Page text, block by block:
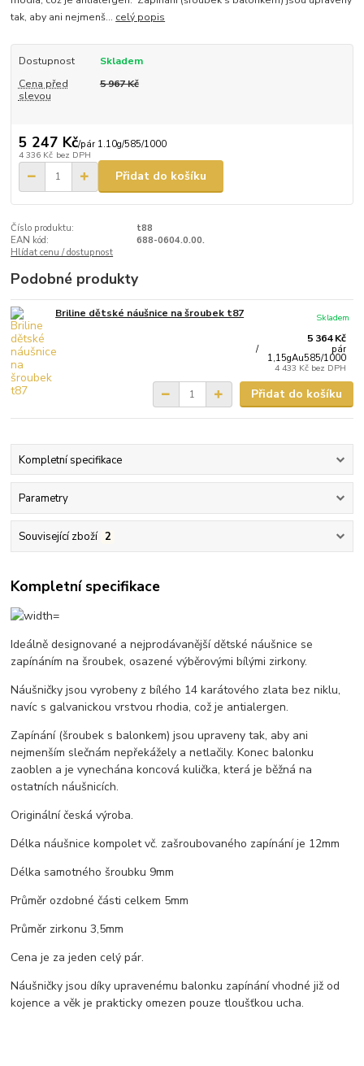
tak, aby ani nejmenš... celý popis
Dostupnost
Skladem
Cena před
slevou
5 967 Kč
5 247 Kč/pár 1.10g/585/1000
4 336 Kč bez DPH
Přidat do košíku
Číslo produktu:
t88
EAN kód:
688-0604.0.00.
Hlídat cenu / dostupnost
Podobné produkty
Briline dětské náušnice na šroubek t87
5 364 Kč
/ pár
1,15gAu585/1000
4 433 Kč bez DPH
Skladem
Přidat do košíku
Kompletní specifikace
Parametry
Související zboží 2
Kompletní specifikace
Ideálně designované a nejprodávanější dětské náušnice se
zapínáním na šroubek, osazené výběrovými bílými zirkony.
Náušničky jsou vyrobeny z bílého 14 karátového zlata bez niklu,
navíc s galvanickou vrstvou rhodia, což je antialergen.
Zapínání (šroubek s balonkem) jsou upraveny tak, aby ani
nejmenším slečnám nepřekážely a netlačily. Konec balonku
zaoblen a je vynechána koncová kulička, která je běžná na
ostatních náušnicích.
Originální česká výroba.
Délka náušnice kompolet vč. zašroubovaného zapínání je 12mm
Délka samotného šroubku 9mm
Průměr ozdobné části celkem 5mm
Průměr zirkonu 3,5mm
Cena je za jeden celý pár.
Náušničky jsou díky upravenému balonku zapínání vhodné již od
kojence a věk je prakticky omezen pouze tloušťkou ucha.